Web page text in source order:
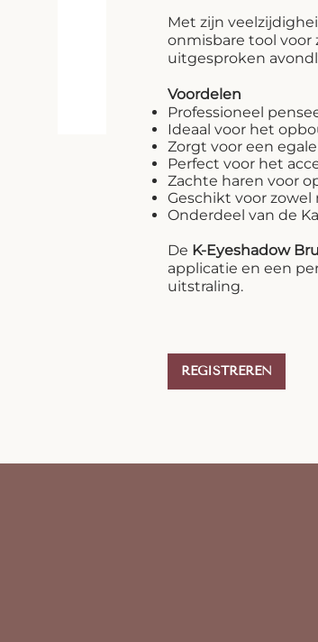
Met zijn
onmisbare tool voor
uitgesproken
Voordelen
Professioneel
Ideaal voor het
Zorgt voor een
Perfect voor het
Zachte haren voor
Geschikt voor
Onderdeel van de
De K-Eyeshadow
applicatie en een
uitstraling.
REGISTREREN